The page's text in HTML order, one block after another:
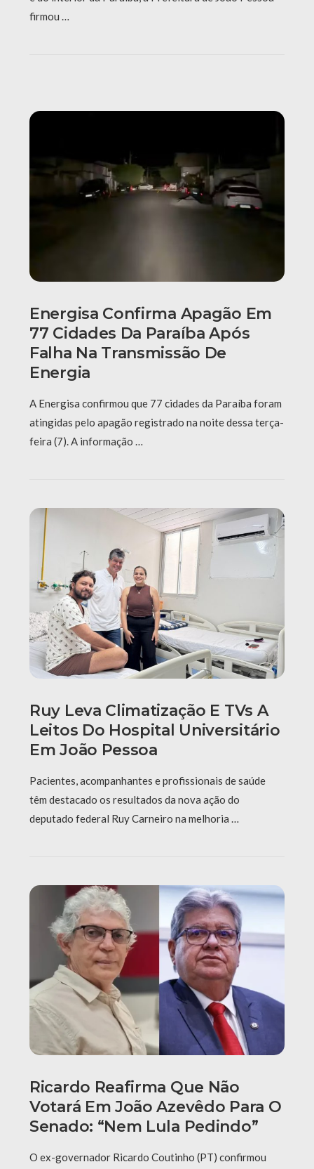
firmou …
Energisa Confirma Apagão Em
77 Cidades Da Paraíba Após
Falha Na Transmissão De
Energia
A Energisa confirmou que 77 cidades da Paraíba foram
atingidas pelo apagão registrado na noite dessa terça-
feira (7). A informação …
Ruy Leva Climatização E TVs A
Leitos Do Hospital Universitário
Em João Pessoa
Pacientes, acompanhantes e profissionais de saúde
têm destacado os resultados da nova ação do
deputado federal Ruy Carneiro na melhoria …
Ricardo Reafirma Que Não
Votará Em João Azevêdo Para O
Senado: “Nem Lula Pedindo”
O ex-governador Ricardo Coutinho (PT) confirmou